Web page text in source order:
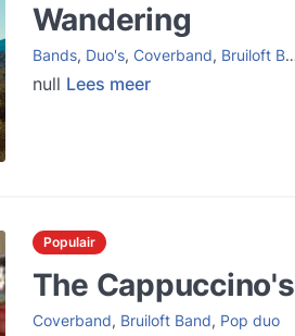
Wandering
Bands, Duo's, Coverband, Bruiloft Band
null Lees meer
Populair
The Cappuccino's
Coverband, Bruiloft Band, Pop duo